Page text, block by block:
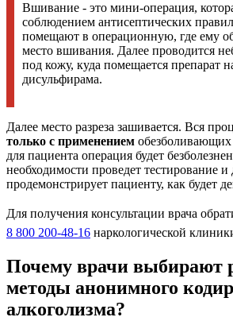
Вшивание - это мини-операция,
соблюдением антисептических
помещают в операционную, где ему
место вшивания. Далее проводится
под кожу, куда помещается препарат
дисульфирама.
Далее место разреза зашивается. Вся
только с применением обезболивающих
для пациента операция будет
необходимости проведет тестирование
продемонстрирует пациенту, как будет
Для получения консультации врача
8 800 200-48-16 наркологической
Почему врачи выбирают
методы анонимного
алкоголизма?